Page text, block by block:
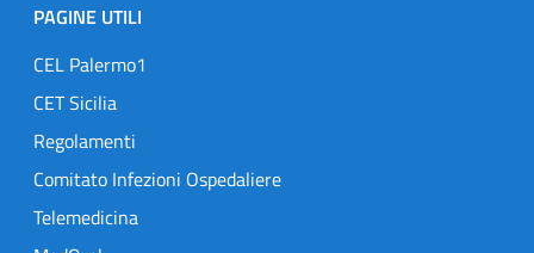
PAGINE UTILI
CEL Palermo1
CET Sicilia
Regolamenti
Comitato Infezioni Ospedaliere
Telemedicina